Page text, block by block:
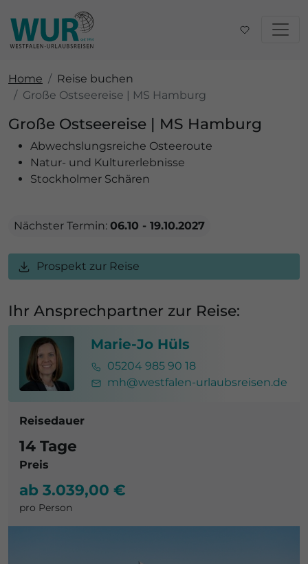
Home
Reise buchen
Große Ostseereise | MS Hamburg
Große Ostseereise | MS Hamburg
Abwechslungsreiche Osteeroute
Natur- und Kulturerlebnisse
Stockholmer Schären
Nächster Termin: 06.10 - 19.10.2027
Prospekt zur Reise
Ihr Ansprechpartner zur Reise:
Marie-Jo Hüls
05204 985 90 18
mh@westfalen-urlaubsreisen.de
Reisedauer
14 Tage
Preis
ab 3.039,00 €
pro Person